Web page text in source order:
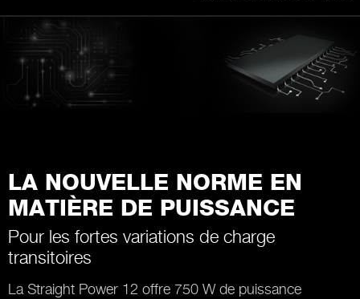
LA NOUVELLE NORME EN
MATIÈRE DE PUISSANCE
Pour les fortes variations de charge
transitoires
La Straight Power 12 offre 750 W de puissance